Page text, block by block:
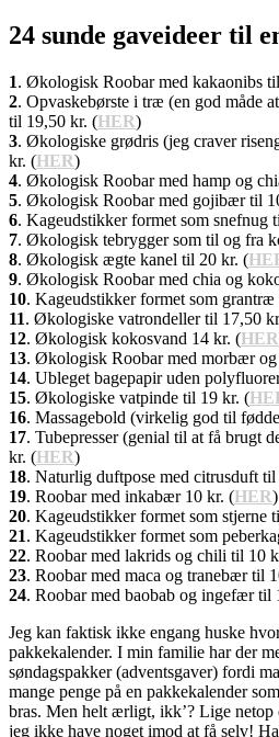
24 sunde gaveideer til
1. Økologisk Roobar med kakaonibs
2. Opvaskebørste i træ (en god måde
til 19,50 kr. (HER)
3. Økologiske grødris (jeg craver
kr. (HER)
4. Økologisk Roobar med hamp og
5. Økologisk Roobar med gojibær til
6. Kageudstikker formet som snefnug
7. Økologisk tebrygger som til og fra
8. Økologisk ægte kanel til 20 kr. (
9. Økologisk Roobar med chia og
10. Kageudstikker formet som
11. Økologiske vatrondeller til 17,50
12. Økologisk kokosvand 14 kr. (HER
13. Økologisk Roobar med morbær
14. Ubleget bagepapir uden
15. Økologiske vatpinde til 19 kr. (
16. Massagebold (virkelig god til
17. Tubepresser (genial til at få brugt
kr. (HER)
18. Naturlig duftpose med citrusduft
19. Roobar med inkabær 10 kr. (HER)
20. Kageudstikker formet som stjerne
21. Kageudstikker formet som
22. Roobar med lakrids og chili til 10
23. Roobar med maca og tranebær til
24. Roobar med baobab og ingefær til
Jeg kan faktisk ikke engang huske
pakkekalender. I min familie har der
søndagspakker (adventsgaver) fordi
mange penge på en pakkekalender
bras. Men helt ærligt, ikk’? Lige netop
jeg ikke have noget imod at få selv!